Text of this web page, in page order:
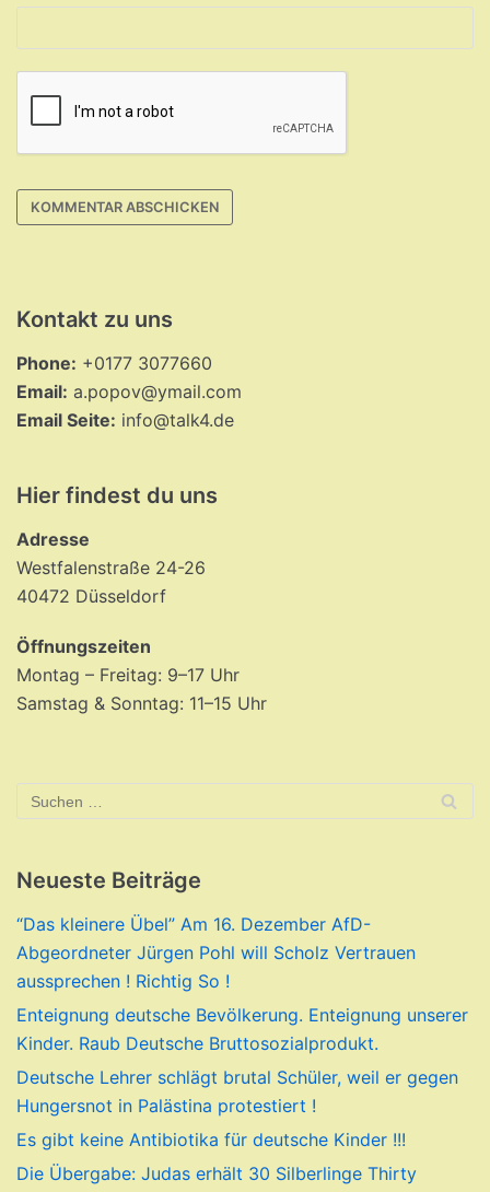
Kontakt zu uns
Phone: +0177 3077660
Email: a.popov@ymail.com
Email Seite: info@talk4.de
Hier findest du uns
Adresse
Westfalenstraße 24-26
40472 Düsseldorf
Öffnungszeiten
Montag – Freitag: 9–17 Uhr
Samstag & Sonntag: 11–15 Uhr
Neueste Beiträge
“Das kleinere Übel” Am 16. Dezember AfD-
Abgeordneter Jürgen Pohl will Scholz Vertrauen
aussprechen ! Richtig So !
Enteignung deutsche Bevölkerung. Enteignung unserer
Kinder. Raub Deutsche Bruttosozialprodukt.
Deutsche Lehrer schlägt brutal Schüler, weil er gegen
Hungersnot in Palästina protestiert !
Es gibt keine Antibiotika für deutsche Kinder !!!
Die Übergabe: Judas erhält 30 Silberlinge Thirty